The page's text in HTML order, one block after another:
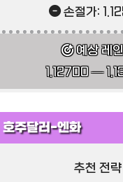
손절가:
예상 레
1.12700 —
호주달러-엔화
추천 전략